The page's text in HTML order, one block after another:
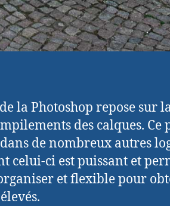
la Photoshop repose sur
des calques. Ce
de nombreux autres
celui-ci est puissant et
et flexible pour